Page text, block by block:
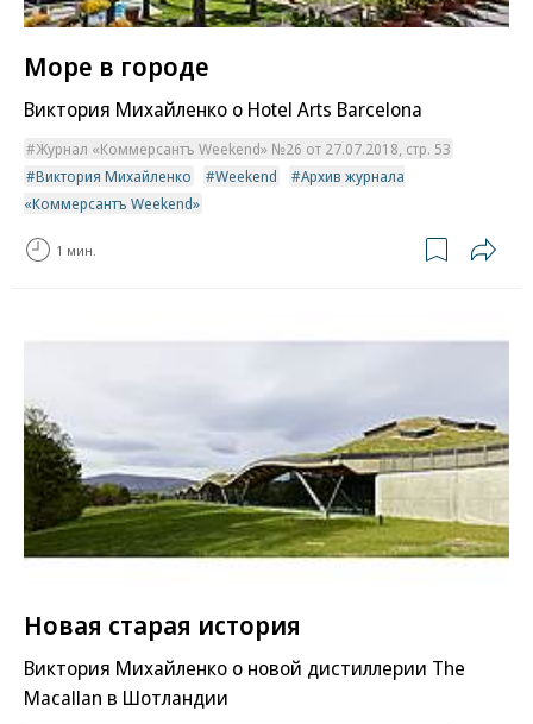
Море в городе
Виктория Михайленко о Hotel Arts Barcelona
Журнал «Коммерсантъ Weekend» №26 от 27.07.2018, стр. 53
Виктория Михайленко
Weekend
Архив журнала
«Коммерсантъ Weekend»
1 мин.
Новая старая история
Виктория Михайленко о новой дистиллерии The
Macallan в Шотландии